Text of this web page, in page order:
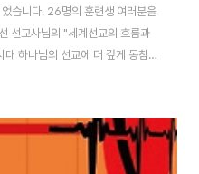
니다. 26명의 훈련생 여러분을
선교사님의 "세계선교의 흐름과
하나님의 선교에 더 깊게 동참하